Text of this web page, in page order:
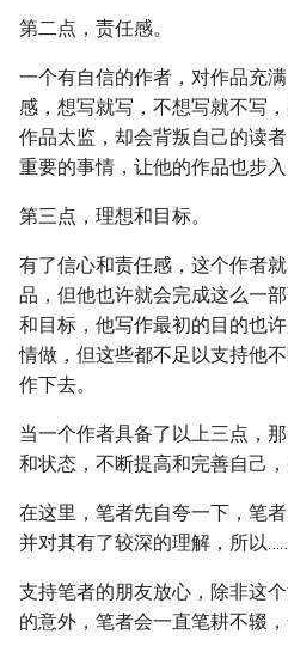
第二点，责任感。
一个有自信的作者，对作品充
感，想写就写，不想写就不写
作品太监，却会背叛自己的读
重要的事情，让他的作品也步入
第三点，理想和目标。
有了信心和责任感，这个作者
品，但他也许就会完成这么一
和目标，他写作最初的目的也
情做，但这些都不足以支持他
作下去。
当一个作者具备了以上三点，
和状态，不断提高和完善自己，
在这里，笔者先自夸一下，笔
并对其有了较深的理解，所以
支持笔者的朋友放心，除非这
的意外，笔者会一直笔耕不辍，